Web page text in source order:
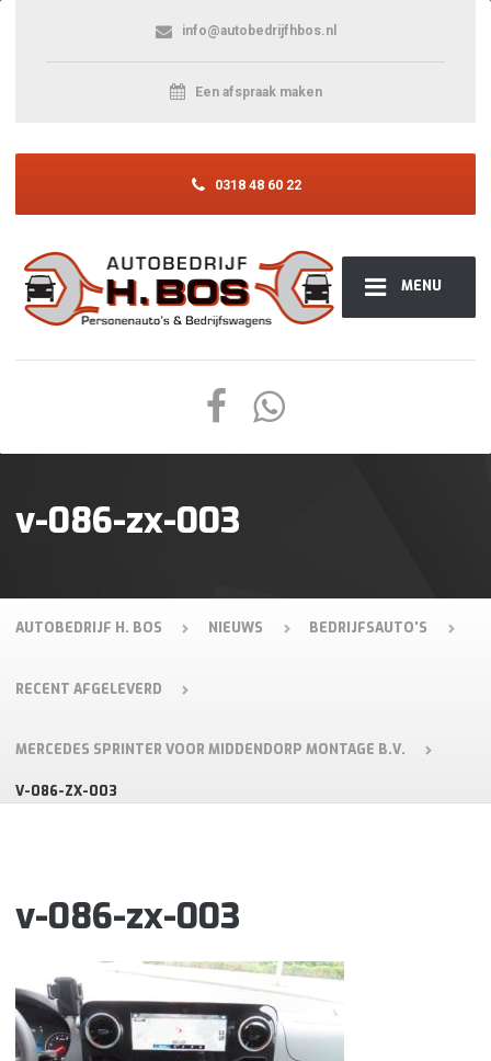
MENU
info@autobedrijfhbos.nl
Een afspraak maken
0318 48 60 22
v-086-zx-003
AUTOBEDRIJF H. BOS NIEUWS BEDRIJFSAUTO'S
RECENT AFGELEVERD
MERCEDES SPRINTER VOOR MIDDENDORP MONTAGE B.V.
V-086-ZX-003
v-086-zx-003